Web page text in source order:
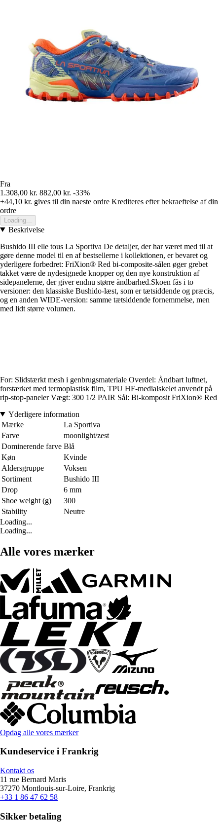
Fra
1.308,00 kr. 882,00 kr. -33%
+44,10 kr. gives til din naeste ordre Krediteres efter bekraeftelse af din
ordre
Loading...
Beskrivelse
Bushido III elle tous La Sportiva De detaljer, der har været med til at
gøre denne model til en af bestsellerne i kollektionen, er bevaret og
yderligere forbedret: FriXion® Red bi-composite-sålen øger grebet
takket være de nydesignede knopper og den nye konstruktion af
sidepanelerne, der giver endnu større åndbarhed.Skoen fås i to
versioner: den klassiske Bushido-læst, som er tætsiddende og præcis,
og en anden WIDE-version: samme tætsiddende fornemmelse, men
med lidt større volumen.
For: Slidstærkt mesh i genbrugsmateriale Overdel: Åndbart luftnet,
forstærket med termoplastisk film, TPU HF-medialskelet anvendt på
rip-stop-paneler Vægt: 300 1/2 PAIR Sål: Bi-komposit FriXion® Red
Yderligere information
Mærke
La Sportiva
Farve
moonlight/zest
Dominerende farve Blå
Køn
Kvinde
Aldersgruppe
Voksen
Sortiment
Bushido III
Drop
6 mm
Shoe weight (g)
300
Stability
Neutre
Loading...
Loading...
Alle vores mærker
Opdag alle vores mærker
Kundeservice i Frankrig
Kontakt os
11 rue Bernard Maris
37270 Montlouis-sur-Loire, Frankrig
+33 1 86 47 62 58
Sikker betaling